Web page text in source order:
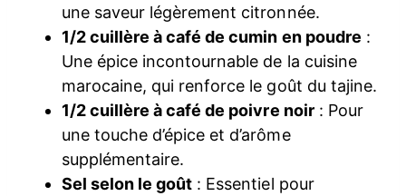
une saveur légèrement citronnée.
1/2 cuillère à café de cumin en poudre :
Une épice incontournable de la cuisine
marocaine, qui renforce le goût du tajine.
1/2 cuillère à café de poivre noir: Pour
une touche d’épice et d’arôme
supplémentaire.
Sel selon le goût : Essentiel pour